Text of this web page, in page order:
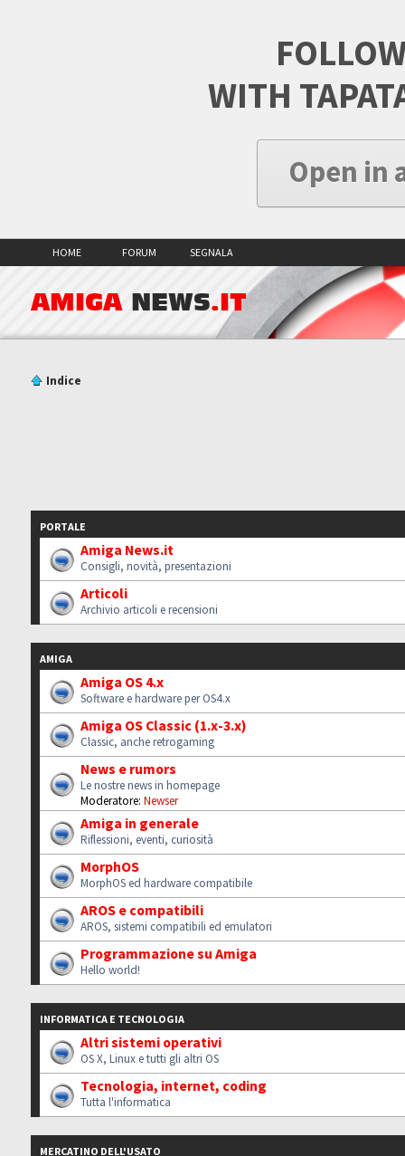
WITH
Open in
HOME FORUM SEGNALA
AMIGA NEWS.IT
Indice
PORTALE
Amiga News.it
Consigli, novità, presentazioni
Articoli
Archivio articoli e recensioni
AMIGA
Amiga OS 4.x
Software e hardware per OS4.x
Amiga OS Classic (1.x-3.x)
Classic, anche retrogaming
News e rumors
Le nostre news in homepage
Moderatore: Newser
Amiga in generale
Riflessioni, eventi, curiosità
MorphOS
MorphOS ed hardware compatibile
AROS e compatibili
AROS, sistemi compatibili ed emulatori
Programmazione su Amiga
Hello world!
INFORMATICA E TECNOLOGIA
Altri sistemi operativi
OS X, Linux e tutti gli altri OS
Tecnologia, internet, coding
Tutta l'informatica
MERCATINO DELL'USATO